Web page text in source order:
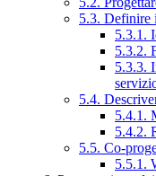
5.3. Definire
5.3.1.
5.3.2.
5.3.3.
5.4.
5.4.1.
5.4.2.
5.5. Co-
5.5.1.